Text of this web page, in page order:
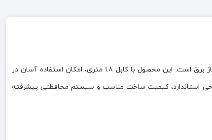
1.8 متری مدل 310 فوریجا 10 آمپر پیشرانه محافظ، راهکاری مطمئن برای محافظت از لوازم برقی در برابر نوسانات و تغییرات ناگهانی ولتاژ برق است. این محصول با کابل 1.8 متری، امکان استفاده آسان در
استاندارد، کیفیت ساخت مناسب و سیستم محافظتی پیشرفته